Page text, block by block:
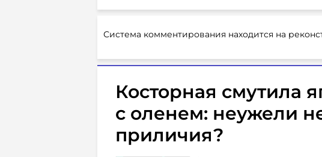
Система комментирования находится на
Косторная смутила
с оленем: неужели
приличия?